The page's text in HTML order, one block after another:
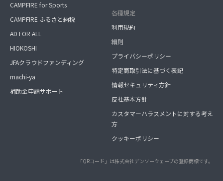
CAMPFIRE for Sports
CAMPFIRE ふるさと納税
AD FOR ALL
HIOKOSHI
JFAクラウドファンディング
machi-ya
補助金申請サポート
各種規定
利用規約
細則
プライバシーポリシー
特定商取引法に基づく表記
情報セキュリティ方針
反社基本方針
カスタマーハラスメントに対する考え
方
クッキーポリシー
「QRコード」は株式会社デンソーウェーブの登録商標です。